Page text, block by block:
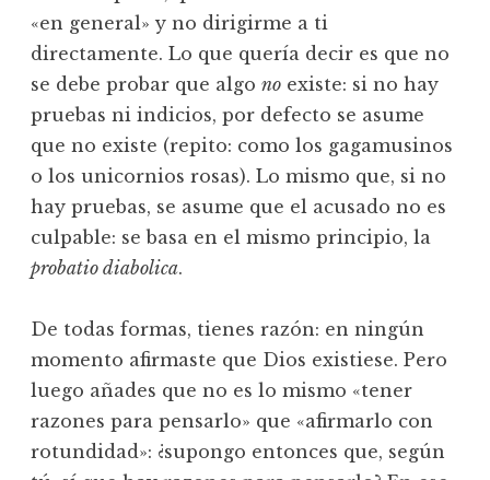
«en general» y no dirigirme a ti
directamente. Lo que quería decir es que no
se debe probar que algo no existe: si no hay
pruebas ni indicios, por defecto se asume
que no existe (repito: como los gagamusinos
o los unicornios rosas). Lo mismo que, si no
hay pruebas, se asume que el acusado no es
culpable: se basa en el mismo principio, la
probatio diabolica.
De todas formas, tienes razón: en ningún
momento afirmaste que Dios existiese. Pero
luego añades que no es lo mismo «tener
razones para pensarlo» que «afirmarlo con
rotundidad»: ¿supongo entonces que, según